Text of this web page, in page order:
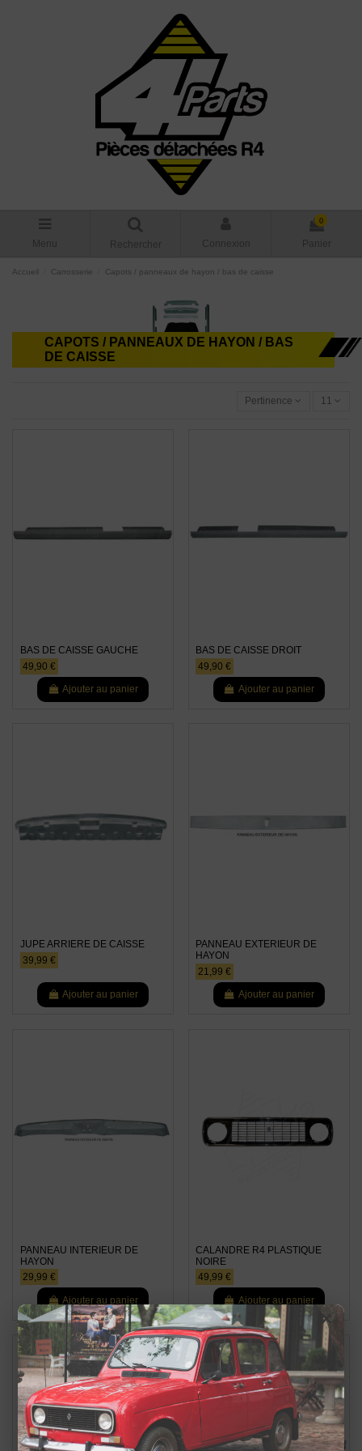
Menu Rechercher Connexion
0
Panier
Accueil Carrosserie Capots / panneaux de hayon / bas de caisse
CAPOTS / PANNEAUX DE HAYON / BAS
DE CAISSE
Pertinence 11
BAS DE CAISSE GAUCHE
49,90 €
Ajouter au panier
BAS DE CAISSE DROIT
49,90 €
Ajouter au panier
JUPE ARRIERE DE CAISSE
39,99 €
Ajouter au panier
PANNEAU EXTERIEUR DE
HAYON
21,99 €
Ajouter au panier
PANNEAU INTERIEUR DE
HAYON
29,99 €
Ajouter au panier
CALANDRE R4 PLASTIQUE
NOIRE
49,99 €
Ajouter au panier
×